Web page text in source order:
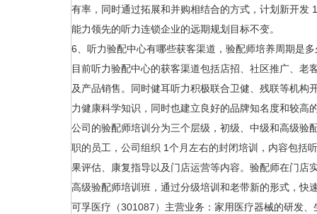
有率，同时通过拓展和并购相结合的方式，计划新开
能力领先的听力连锁企业的远期规划目标不变。
6、听力验配中心有哪些获客渠道，验配师培养周期是多
目前听力验配中心的获客渠道包括店招、社区推广、
及产品销售。同时健耳听力积极联合卫健、残联等机
力健康科学知识，同时也建立良好的品牌知名度和较高
公司的验配师培训分为三个层级，初级、中级和高级验
职的员工，公司组织 1个月左右的封闭培训，内容包括
果评估、康复指导以及门店运营等内容。验配师在门店
高级验配师培训班，通过分级培训和老带新的形式，快
可孚医疗（301087）主营业务：家用医疗器械的研发